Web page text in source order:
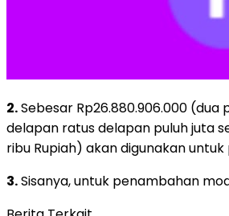
2.Sebesar Rp26.880.906.000 (dua
delapan ratus delapan puluh juta
ribu Rupiah) akan digunakan
3.Sisanya, untuk penambahan